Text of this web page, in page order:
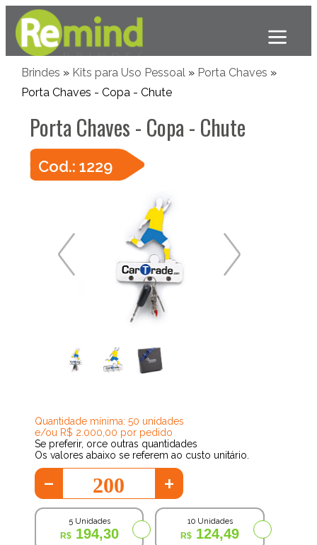
Brindes » Kits para Uso Pessoal» Porta Chaves »
Porta Chaves - Copa - Chute
Porta Chaves - Copa - Chute
Cod.: 1229
Quantidade mínima: 50 unidades
e/ou R$ 2.000,00 por pedido
Se preferir, orce outras quantidades
Os valores abaixo se referem ao custo unitário.
- +
5 Unidades
194,30
10 Unidades
124,49